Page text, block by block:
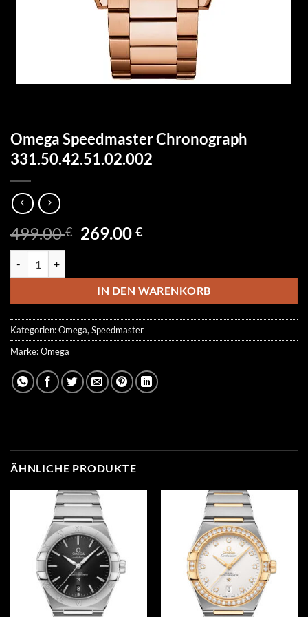
Omega Speedmaster Chronograph
331.50.42.51.02.002
499.00€ Ursprünglicher
499.00 €
269.00€Aktueller
269.00 €.
IN DEN WARENKORB
Kategorien:Omega, Speedmaster
Marke:Omega
ÄHNLICHE PRODUKTE